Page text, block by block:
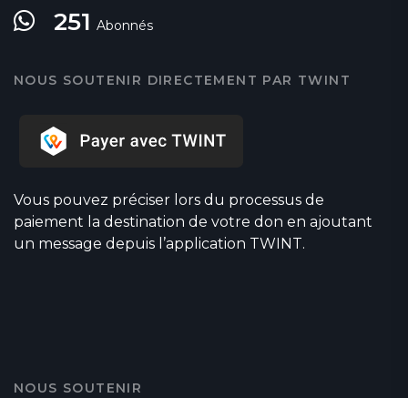
251 Abonnés
NOUS SOUTENIR DIRECTEMENT PAR TWINT
Vous pouvez préciser lors du processus de
paiement la destination de votre don en ajoutant
un message depuis l’application TWINT.
NOUS SOUTENIR